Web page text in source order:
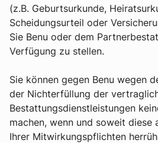
(z.B. Geburtsurkunde,
Scheidungsurteil oder
Sie Benu oder dem
Verfügung zu stellen.
Sie können gegen Benu wegen
der Nichterfüllung der
Bestattungsdienstleistungen
machen, wenn und soweit diese
Ihrer Mitwirkungspflichten